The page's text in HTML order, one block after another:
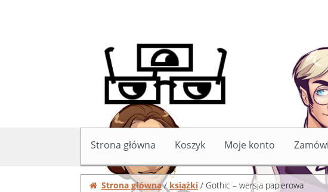
Strona główna Koszyk Moje konto
Strona głównaKoszykMoje kontoZamówienia
Strona główna/ książki/ Gothic – wersja papierowa